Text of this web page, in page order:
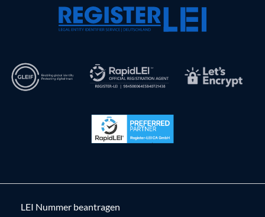
LEI Nummer beantragen